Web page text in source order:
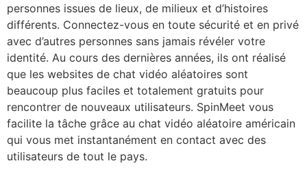
personnes issues de lieux, de milieux et d’histoires
différents. Connectez-vous en toute sécurité et en privé
avec d’autres personnes sans jamais révéler votre
identité. Au cours des dernières années, ils ont réalisé
que les websites de chat vidéo aléatoires sont
beaucoup plus faciles et totalement gratuits pour
rencontrer de nouveaux utilisateurs. SpinMeet vous
facilite la tâche grâce au chat vidéo aléatoire américain
qui vous met instantanément en contact avec des
utilisateurs de tout le pays.